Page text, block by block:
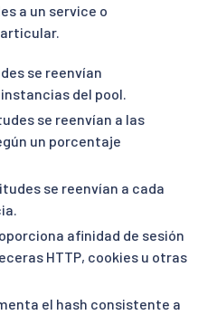
a un service o
se reenvían
del pool.
se reenvían a las
un porcentaje
se reenvían a cada
afinidad de sesión
HTTP, cookies u otras
el hash consistente a